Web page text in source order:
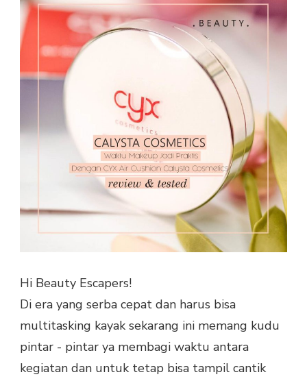
DENGAN
CYX
AIR
CUSHION
Hi Beauty Escapers!
Di era yang serba cepat dan harus bisa
multitasking kayak sekarang ini memang kudu
pintar - pintar ya membagi waktu antara
kegiatan dan untuk tetap bisa tampil cantik